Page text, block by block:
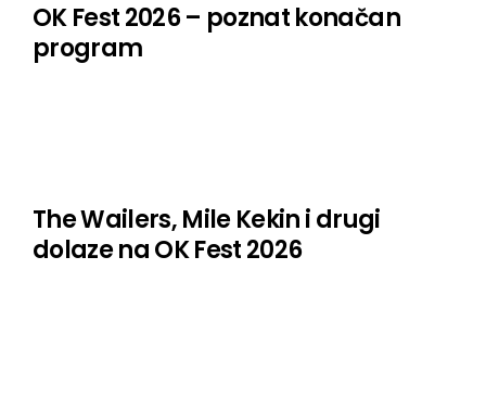
OK Fest 2026 – poznat konačan
program
The Wailers, Mile Kekin i drugi
dolaze na OK Fest 2026